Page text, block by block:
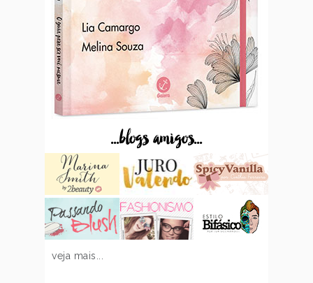
...blogs amigos...
veja mais...